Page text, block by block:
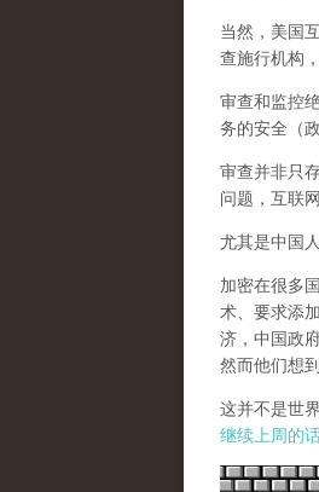
当然，美国
查施行机构
审查和监控
务的安全（
审查并非只
问题，互联
尤其是中国
加密在很多
术、要求添
济，中国政
然而他们想
这并不是世
继续上周的